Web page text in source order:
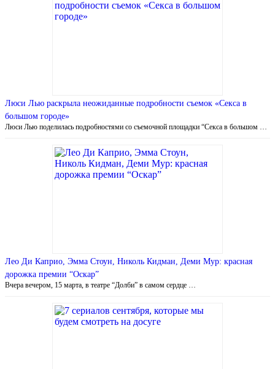
Люси Лью раскрыла неожиданные подробности съемок «Секса в
большом городе»
Люси Лью поделилась подробностями со съемочной площадки “Секса в большом …
Лео Ди Каприо, Эмма Стоун, Николь Кидман, Деми Мур: красная
дорожка премии “Оскар”
Вчера вечером, 15 марта, в театре “Долби” в самом сердце …